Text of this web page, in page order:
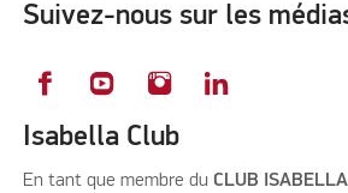
Suivez-nous sur les
Isabella Club
En tant que membre du CLUB ISABELLA